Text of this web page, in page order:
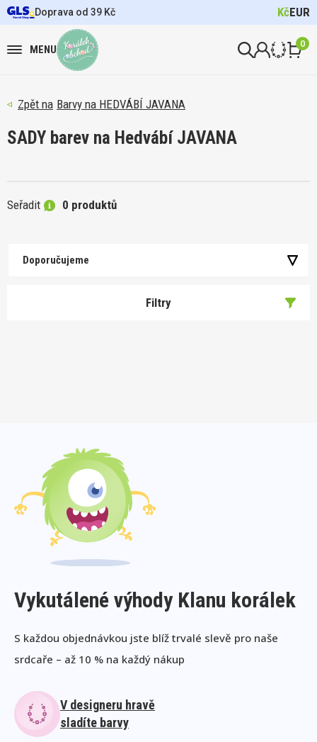
Doprava od 39 Kč KčEUR
MENU 0
Barvy na HEDVÁBÍ JAVANA
SADY barev na Hedvábí JAVANA
Seřadit 0 produktů
Doporučujeme
Filtry
Vykutálené výhody Klanu korálek
S každou objednávkou jste blíž trvalé slevě pro naše
srdcaře – až 10 % na každý nákup
V designeru hravě
sladíte barvy